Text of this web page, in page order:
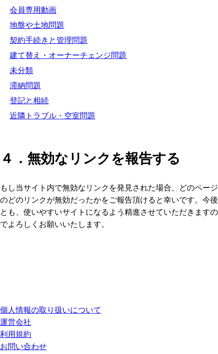
会員専用動画
地盤や土地問題
契約手続きと管理問題
建て替え・オーナーチェンジ問題
未分類
滞納問題
登記と相続
近隣トラブル・空室問題
４．無効なリンクを報告する
もし当サイト内で無効なリンクを発見された場合、どのページ
のどのリンクが無効だったかをご報告頂けると幸いです。今後
とも、使いやすいサイトになるよう精進させていただきますの
でよろしくお願いいたします。
個人情報の取り扱いについて
運営会社
利用規約
お問い合わせ